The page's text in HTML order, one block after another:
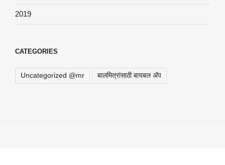
2019
CATEGORIES
Uncategorized @mr बालमित्रांसाठी बायबल अ‍ॅप